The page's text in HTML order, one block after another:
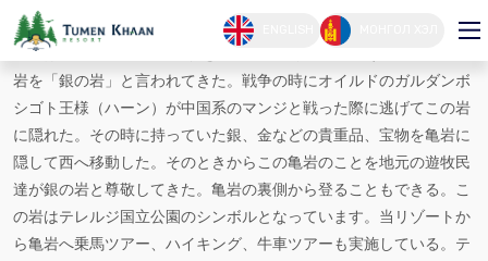
亀岩
亀岩は25Ｍの高さで亀の形をした非常に珍しい岩です。昔からこの
岩を「銀の岩」と言われてきた。戦争の時にオイルドのガルダンボ
シゴト王様（ハーン）が中国系のマンジと戦った際に逃げてこの岩
に隠れた。その時に持っていた銀、金などの貴重品、宝物を亀岩に
隠して西へ移動した。そのときからこの亀岩のことを地元の遊牧民
達が銀の岩と尊敬してきた。亀岩の裏側から登ることもできる。こ
の岩はテレルジ国立公園のシンボルとなっています。当リゾートか
ら亀岩へ乗馬ツアー、ハイキング、牛車ツアーも実施している。テ